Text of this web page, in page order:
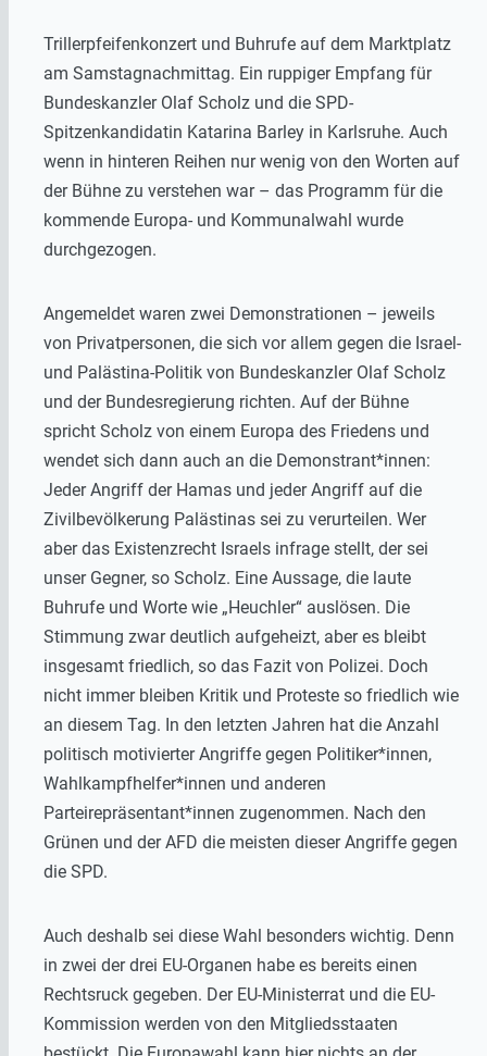
Trillerpfeifenkonzert und Buhrufe auf dem Marktplatz
am Samstagnachmittag. Ein ruppiger Empfang für
Bundeskanzler Olaf Scholz und die SPD-
Spitzenkandidatin Katarina Barley in Karlsruhe. Auch
wenn in hinteren Reihen nur wenig von den Worten auf
der Bühne zu verstehen war – das Programm für die
kommende Europa- und Kommunalwahl wurde
durchgezogen.
Angemeldet waren zwei Demonstrationen – jeweils
von Privatpersonen, die sich vor allem gegen die Israel-
und Palästina-Politik von Bundeskanzler Olaf Scholz
und der Bundesregierung richten. Auf der Bühne
spricht Scholz von einem Europa des Friedens und
wendet sich dann auch an die Demonstrant*innen:
Jeder Angriff der Hamas und jeder Angriff auf die
Zivilbevölkerung Palästinas sei zu verurteilen. Wer
aber das Existenzrecht Israels infrage stellt, der sei
unser Gegner, so Scholz. Eine Aussage, die laute
Buhrufe und Worte wie „Heuchler“ auslösen. Die
Stimmung zwar deutlich aufgeheizt, aber es bleibt
insgesamt friedlich, so das Fazit von Polizei. Doch
nicht immer bleiben Kritik und Proteste so friedlich wie
an diesem Tag. In den letzten Jahren hat die Anzahl
politisch motivierter Angriffe gegen Politiker*innen,
Wahlkampfhelfer*innen und anderen
Parteirepräsentant*innen zugenommen. Nach den
Grünen und der AFD die meisten dieser Angriffe gegen
die SPD.
Auch deshalb sei diese Wahl besonders wichtig. Denn
in zwei der drei EU-Organen habe es bereits einen
Rechtsruck gegeben. Der EU-Ministerrat und die EU-
Kommission werden von den Mitgliedsstaaten